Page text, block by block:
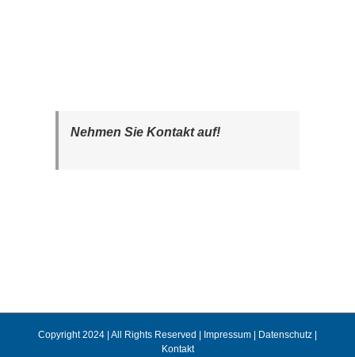
Nehmen Sie Kontakt auf!
Copyright 2024 | All Rights Reserved | Impressum Datenschutz
Kontakt